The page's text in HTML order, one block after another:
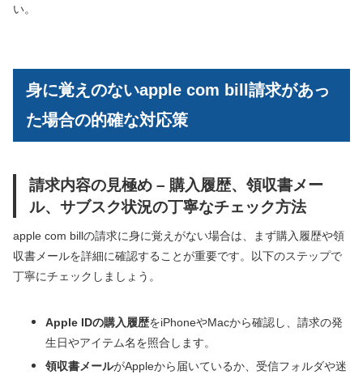
い。
身に覚えのないapple com bill請求があっ
た場合の的確な対応策
請求内容の見極め – 購入履歴、領収書メー
ル、サブスク状況の丁寧なチェック方法
apple com billの請求に身に覚えがない場合は、まず購入履歴や領
収書メールを詳細に確認することが重要です。以下のステップで
丁寧にチェックしましょう。
Apple IDの購入履歴をiPhoneやMacから確認し、請求の発
生日やアイテム名を照合します。
領収書メールがAppleから届いているか、受信フォルダや迷